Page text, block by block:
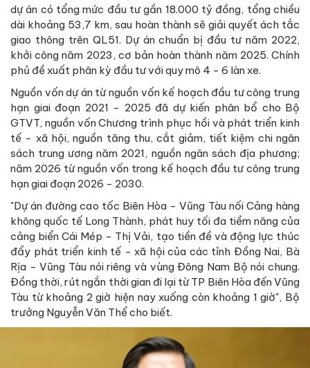
dự án có tổng mức đầu tư gần 18.000 tỷ đồng, tổng chiều
dài khoảng 53,7 km, sau hoàn thành sẽ giải quyết ách tắc
giao thông trên QL51. Dự án chuẩn bị đầu tư năm 2022,
khởi công năm 2023, cơ bản hoàn thành năm 2025. Chính
phủ đề xuất phân kỳ đầu tư với quy mô 4 - 6 làn xe.
Nguồn vốn dự án từ nguồn vốn kế hoạch đầu tư công trung
hạn giai đoạn 2021 - 2025 đã dự kiến phân bổ cho Bộ
GTVT, nguồn vốn Chương trình phục hồi và phát triển kinh
tế - xã hội, nguồn tăng thu, cắt giảm, tiết kiệm chi ngân
sách trung ương năm 2021, nguồn ngân sách địa phương;
năm 2026 từ nguồn vốn trong kế hoạch đầu tư công trung
hạn giai đoạn 2026 - 2030.
"Dự án đường cao tốc Biên Hòa - Vũng Tàu nối Cảng hàng
không quốc tế Long Thành, phát huy tối đa tiềm năng của
cảng biển Cái Mép - Thị Vải, tạo tiền đề và động lực thúc
đẩy phát triển kinh tế - xã hội của các tỉnh Đồng Nai, Bà
Rịa - Vũng Tàu nói riêng và vùng Đông Nam Bộ nói chung.
Đồng thời, rút ngắn thời gian đi lại từ TP Biên Hòa đến Vũng
Tàu từ khoảng 2 giờ hiện nay xuống còn khoảng 1 giờ", Bộ
trưởng Nguyễn Văn Thể cho biết.